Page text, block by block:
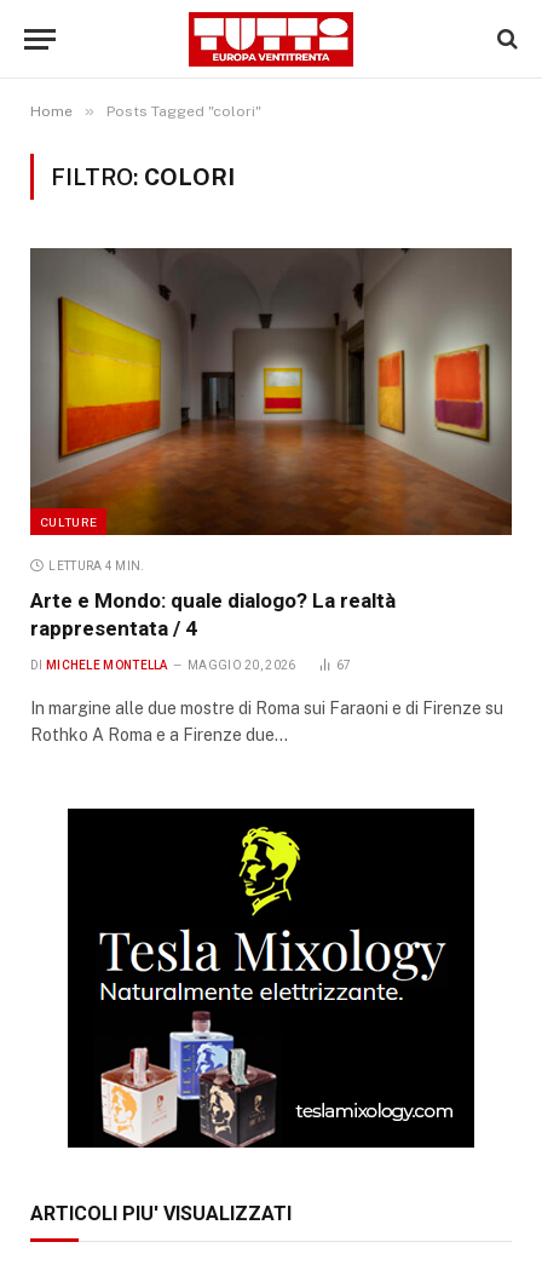
Home » Posts Tagged "colori"
FILTRO: COLORI
CULTURE
LETTURA 4 MIN.
Arte e Mondo: quale dialogo? La realtà
rappresentata / 4
DI MICHELE MONTELLA MAGGIO 20, 2026 67
In margine alle due mostre di Roma sui Faraoni e di Firenze su
Rothko A Roma e a Firenze due…
ARTICOLI PIU' VISUALIZZATI